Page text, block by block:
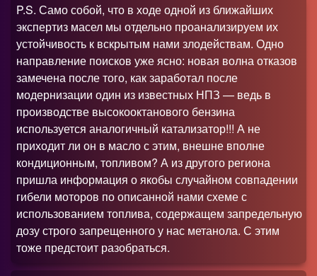
P.S. Само собой, что в ходе одной из ближайших
экспертиз масел мы отдельно проанализируем их
устойчивость к вскрытым нами злодействам. Одно
направление поисков уже ясно: новая волна отказов
замечена после того, как заработал после
модернизации один из известных НПЗ — ведь в
производстве высокооктанового бензина
используется аналогичный катализатор!!! А не
приходит ли он в масло с этим, внешне вполне
кондиционным, топливом? А из другого региона
пришла информация о якобы случайном совпадении
гибели моторов по описанной нами схеме с
использованием топлива, содержащем запредельную
дозу строго запрещенного у нас метанола. С этим
тоже предстоит разобраться.